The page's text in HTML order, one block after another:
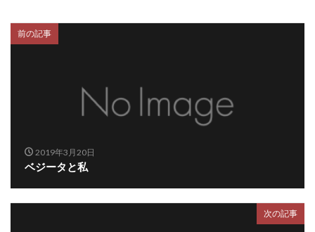
前の記事
2019年3月20日
ベジータと私
次の記事